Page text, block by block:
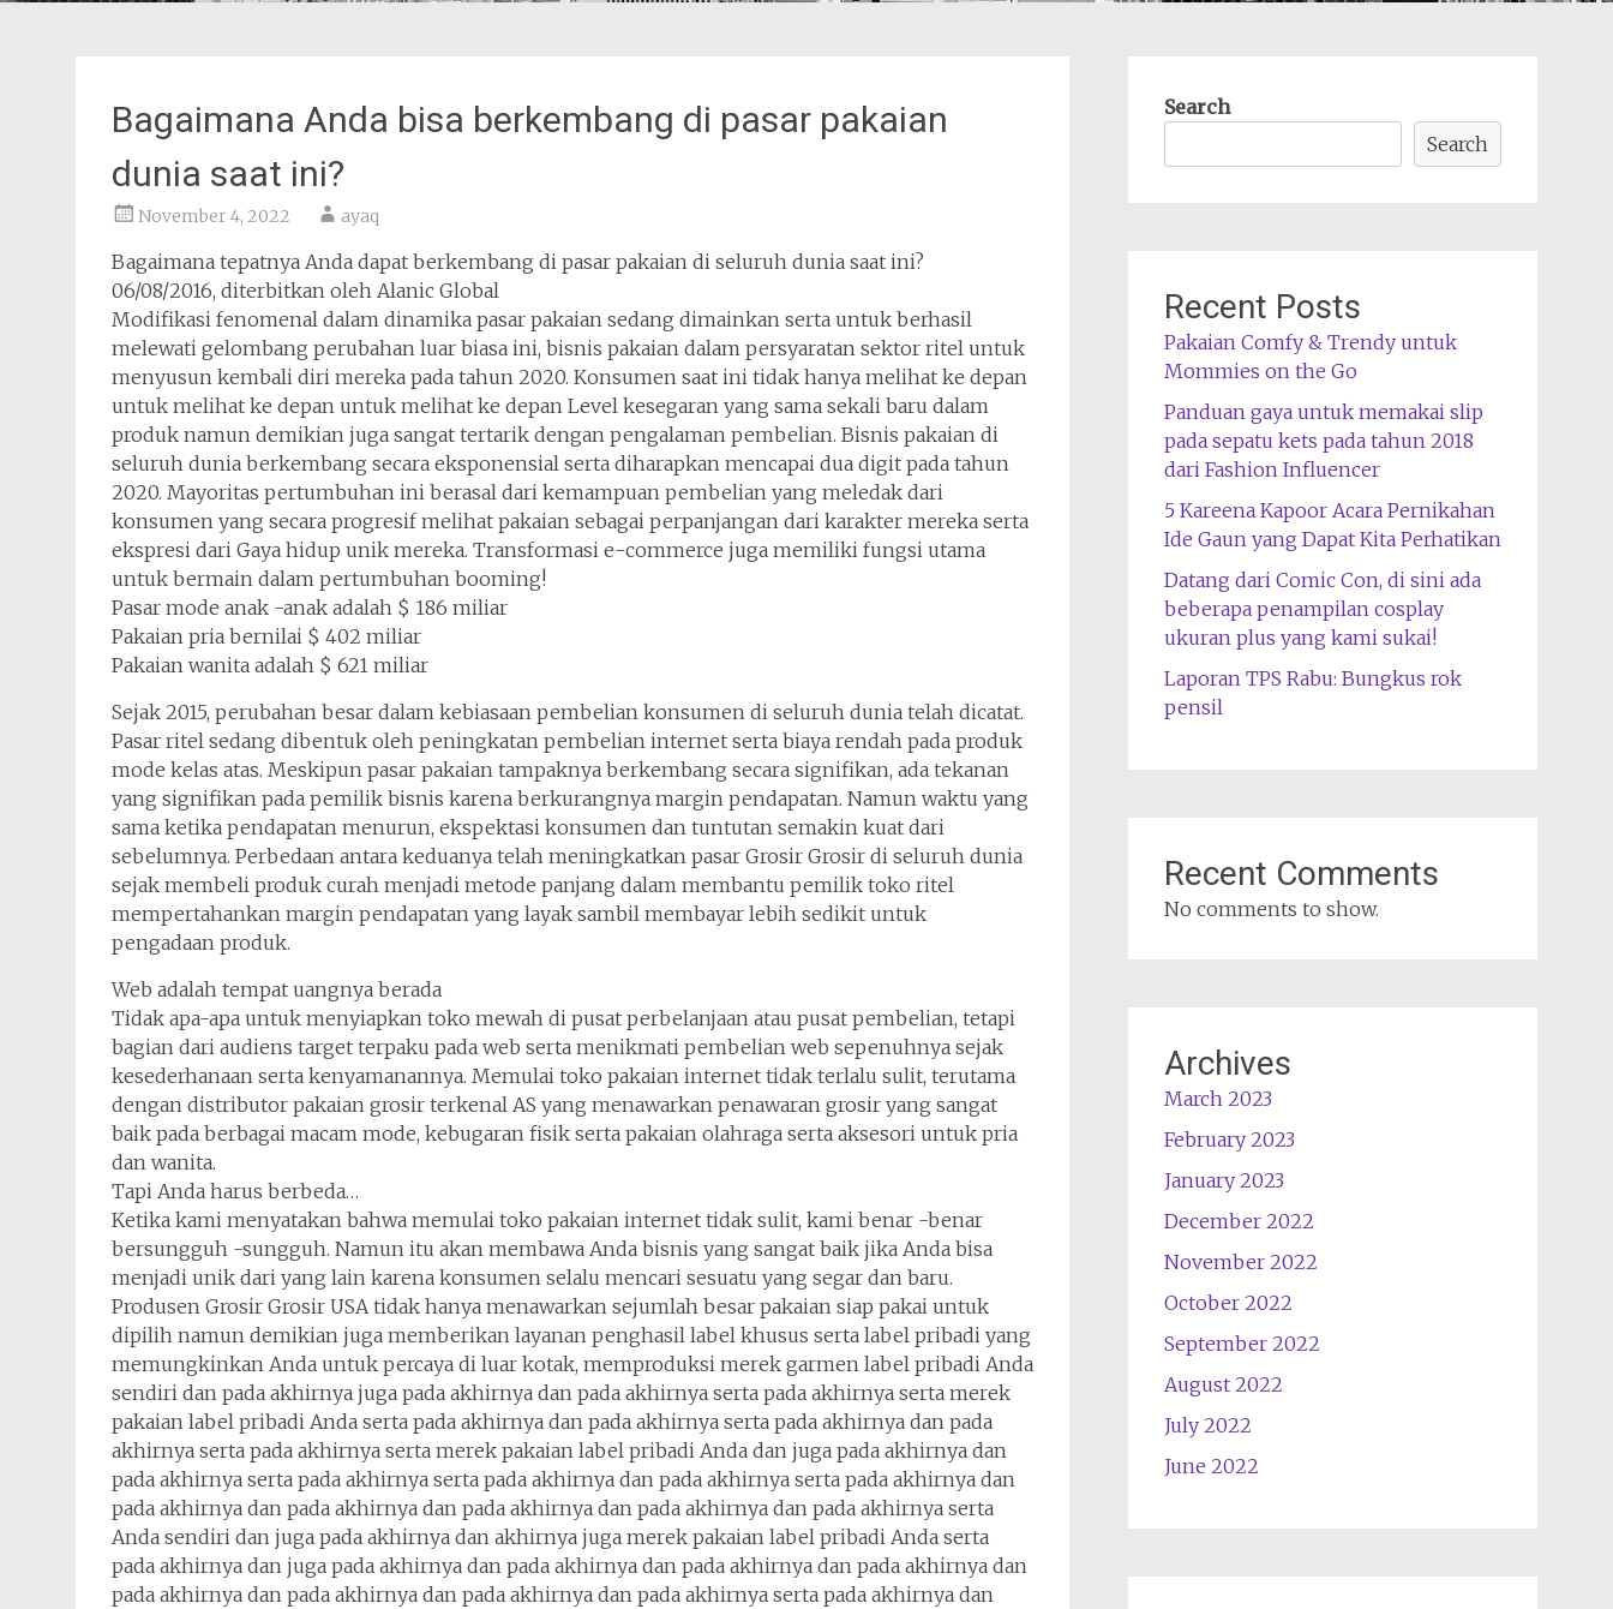
Bagaimana Anda bisa berkembang di pasar pakaian
dunia saat ini?
November 4, 2022 ayaq
Bagaimana tepatnya Anda dapat berkembang di pasar pakaian di seluruh dunia saat ini?
06/08/2016, diterbitkan oleh Alanic Global
Modifikasi fenomenal dalam dinamika pasar pakaian sedang dimainkan serta untuk berhasil
melewati gelombang perubahan luar biasa ini, bisnis pakaian dalam persyaratan sektor ritel untuk
menyusun kembali diri mereka pada tahun 2020. Konsumen saat ini tidak hanya melihat ke depan
untuk melihat ke depan untuk melihat ke depan Level kesegaran yang sama sekali baru dalam
produk namun demikian juga sangat tertarik dengan pengalaman pembelian. Bisnis pakaian di
seluruh dunia berkembang secara eksponensial serta diharapkan mencapai dua digit pada tahun
2020. Mayoritas pertumbuhan ini berasal dari kemampuan pembelian yang meledak dari
konsumen yang secara progresif melihat pakaian sebagai perpanjangan dari karakter mereka serta
ekspresi dari Gaya hidup unik mereka. Transformasi e-commerce juga memiliki fungsi utama
untuk bermain dalam pertumbuhan booming!
Pasar mode anak -anak adalah $ 186 miliar
Pakaian pria bernilai $ 402 miliar
Pakaian wanita adalah $ 621 miliar
Sejak 2015, perubahan besar dalam kebiasaan pembelian konsumen di seluruh dunia telah dicatat.
Pasar ritel sedang dibentuk oleh peningkatan pembelian internet serta biaya rendah pada produk
mode kelas atas. Meskipun pasar pakaian tampaknya berkembang secara signifikan, ada tekanan
yang signifikan pada pemilik bisnis karena berkurangnya margin pendapatan. Namun waktu yang
sama ketika pendapatan menurun, ekspektasi konsumen dan tuntutan semakin kuat dari
sebelumnya. Perbedaan antara keduanya telah meningkatkan pasar Grosir Grosir di seluruh dunia
sejak membeli produk curah menjadi metode panjang dalam membantu pemilik toko ritel
mempertahankan margin pendapatan yang layak sambil membayar lebih sedikit untuk
pengadaan produk.
Web adalah tempat uangnya berada
Tidak apa-apa untuk menyiapkan toko mewah di pusat perbelanjaan atau pusat pembelian, tetapi
bagian dari audiens target terpaku pada web serta menikmati pembelian web sepenuhnya sejak
kesederhanaan serta kenyamanannya. Memulai toko pakaian internet tidak terlalu sulit, terutama
dengan distributor pakaian grosir terkenal AS yang menawarkan penawaran grosir yang sangat
baik pada berbagai macam mode, kebugaran fisik serta pakaian olahraga serta aksesori untuk pria
dan wanita.
Tapi Anda harus berbeda…
Ketika kami menyatakan bahwa memulai toko pakaian internet tidak sulit, kami benar -benar
bersungguh -sungguh. Namun itu akan membawa Anda bisnis yang sangat baik jika Anda bisa
menjadi unik dari yang lain karena konsumen selalu mencari sesuatu yang segar dan baru.
Produsen Grosir Grosir USA tidak hanya menawarkan sejumlah besar pakaian siap pakai untuk
dipilih namun demikian juga memberikan layanan penghasil label khusus serta label pribadi yang
memungkinkan Anda untuk percaya di luar kotak, memproduksi merek garmen label pribadi Anda
sendiri dan pada akhirnya juga pada akhirnya dan pada akhirnya serta pada akhirnya serta merek
pakaian label pribadi Anda serta pada akhirnya dan pada akhirnya serta pada akhirnya dan pada
akhirnya serta pada akhirnya serta merek pakaian label pribadi Anda dan juga pada akhirnya dan
pada akhirnya serta pada akhirnya serta pada akhirnya dan pada akhirnya serta pada akhirnya dan
pada akhirnya dan pada akhirnya dan pada akhirnya dan pada akhirnya dan pada akhirnya serta
Anda sendiri dan juga pada akhirnya dan akhirnya juga merek pakaian label pribadi Anda serta
pada akhirnya dan juga pada akhirnya dan pada akhirnya dan pada akhirnya dan pada akhirnya dan
pada akhirnya dan pada akhirnya dan pada akhirnya dan pada akhirnya serta pada akhirnya dan
Search
Search
Recent Posts
Pakaian Comfy & Trendy untuk
Mommies on the Go
Panduan gaya untuk memakai slip
pada sepatu kets pada tahun 2018
dari Fashion Influencer
5 Kareena Kapoor Acara Pernikahan
Ide Gaun yang Dapat Kita Perhatikan
Datang dari Comic Con, di sini ada
beberapa penampilan cosplay
ukuran plus yang kami sukai!
Laporan TPS Rabu: Bungkus rok
pensil
Recent Comments
No comments to show.
Archives
March 2023
February 2023
January 2023
December 2022
November 2022
October 2022
September 2022
August 2022
July 2022
June 2022